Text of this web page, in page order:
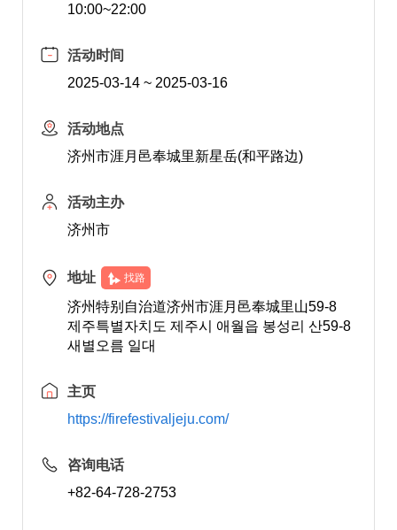
10:00~22:00
活动时间
2025-03-14 ~ 2025-03-16
活动地点
济州市涯月邑奉城里新星岳(和平路边)
活动主办
济州市
地址 找路
济州特别自治道济州市涯月邑奉城里山59-8
제주특별자치도 제주시 애월읍 봉성리 산59-8
새별오름 일대
主页
https://firefestivaljeju.com/
咨询电话
+82-64-728-2753